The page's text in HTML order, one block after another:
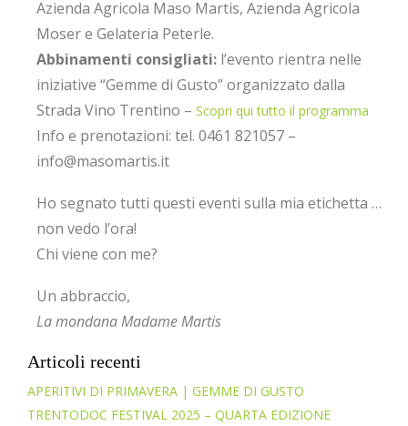
Azienda Agricola Maso Martis, Azienda Agricola
Moser e Gelateria Peterle.
Abbinamenti consigliati: l’evento rientra nelle
iniziative “Gemme di Gusto” organizzato dalla
Strada Vino Trentino – Scopri qui tutto il programma
Info e prenotazioni: tel. 0461 821057 –
info@masomartis.it
Ho segnato tutti questi eventi sulla mia etichetta …
non vedo l’ora!
Chi viene con me?
Un abbraccio,
La mondana Madame Martis
Articoli recenti
APERITIVI DI PRIMAVERA | GEMME DI GUSTO
TRENTODOC FESTIVAL 2025 – QUARTA EDIZIONE